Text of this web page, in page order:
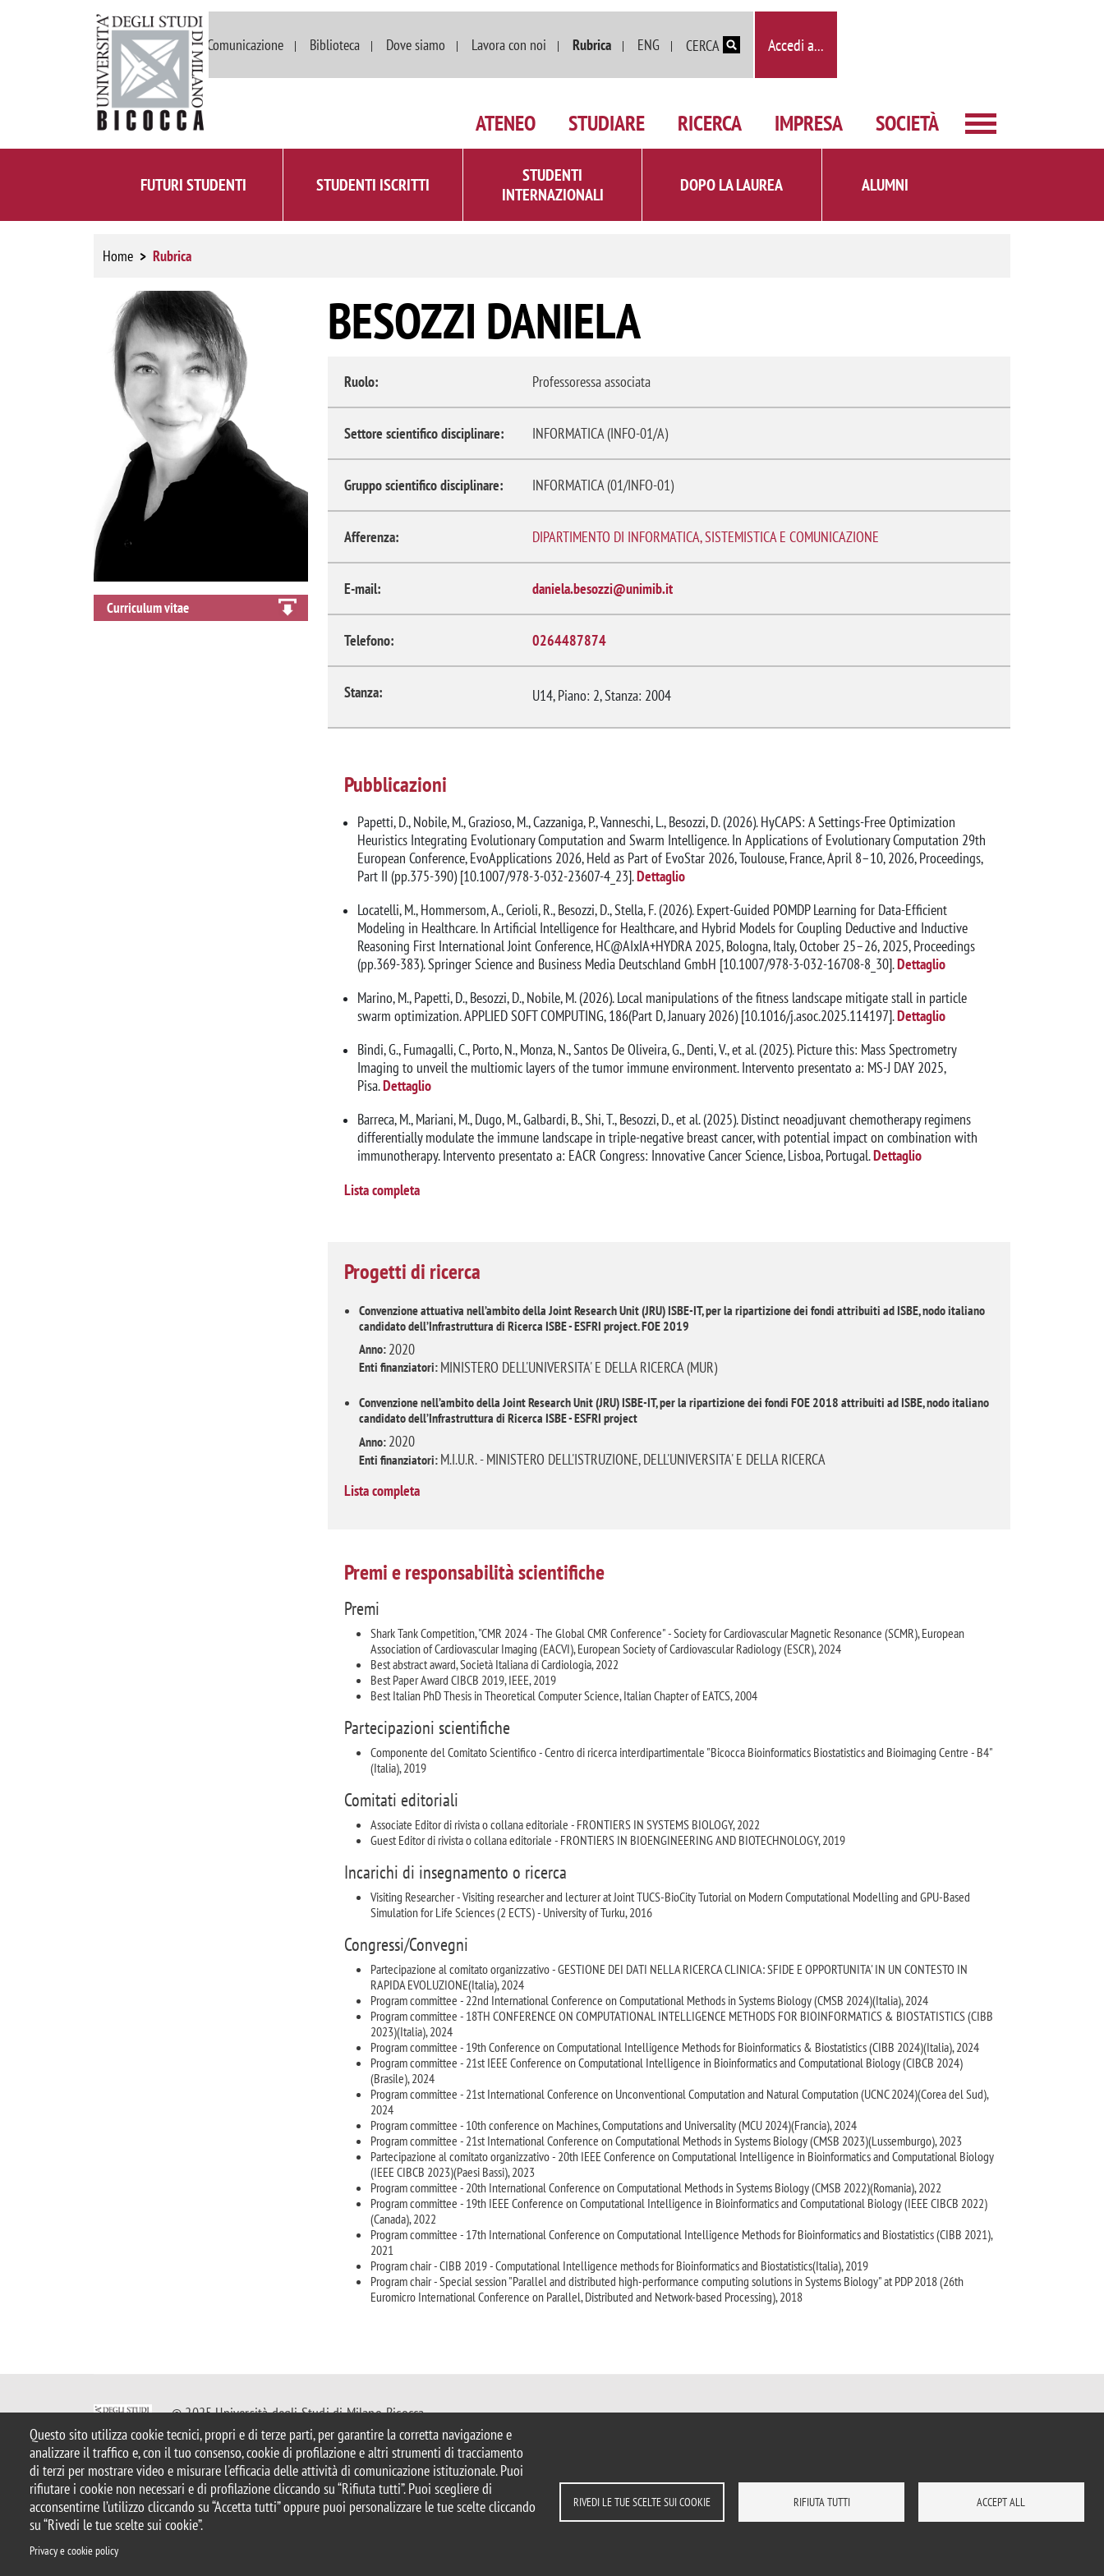
Salta al contenuto principale
Dipartimenti Comunicazione Biblioteca Dove siamo Lavora con noi Rubrica ENG CERCA Accedi a...
ATENEO STUDIARE RICERCA IMPRESA SOCIETÀ
FUTURI STUDENTI STUDENTI ISCRITTI
STUDENTI
INTERNAZIONALI
DOPO LA LAUREA ALUMNI
Home Rubrica
Questo sito utilizza cookie tecnici, propri e di terze parti, per garantire la corretta navigazione e
analizzare il traffico e, con il tuo consenso, cookie di profilazione e altri strumenti di tracciamento
di terzi per mostrare video e misurare l'efficacia delle attività di comunicazione istituzionale. Puoi
rifiutare i cookie non necessari e di profilazione cliccando su “Rifiuta tutti”. Puoi scegliere di
acconsentirne l’utilizzo cliccando su “Accetta tutti” oppure puoi personalizzare le tue scelte cliccando
su “Rivedi le tue scelte sui cookie”.
Privacy e cookie policy
RIVEDI LE TUE SCELTE SUI COOKIE RIFIUTA TUTTI ACCEPT ALL
Curriculum vitae
BESOZZI DANIELA
Ruolo: Professoressa associata
Settore scientifico disciplinare: INFORMATICA (INFO-01/A)
Gruppo scientifico disciplinare: INFORMATICA (01/INFO-01)
Afferenza: DIPARTIMENTO DI INFORMATICA, SISTEMISTICA E COMUNICAZIONE
E-mail: daniela.besozzi@unimib.it
Telefono: 0264487874
Stanza: U14, Piano: 2, Stanza: 2004
Pubblicazioni
Papetti, D., Nobile, M., Grazioso, M., Cazzaniga, P., Vanneschi, L., Besozzi, D. (2026). HyCAPS: A Settings-Free Optimization
Heuristics Integrating Evolutionary Computation and Swarm Intelligence. In Applications of Evolutionary Computation 29th
European Conference, EvoApplications 2026, Held as Part of EvoStar 2026, Toulouse, France, April 8–10, 2026, Proceedings,
Part II (pp.375-390) [10.1007/978-3-032-23607-4_23].Dettaglio
Locatelli, M., Hommersom, A., Cerioli, R., Besozzi, D., Stella, F. (2026). Expert-Guided POMDP Learning for Data-Efficient
Modeling in Healthcare. In Artificial Intelligence for Healthcare, and Hybrid Models for Coupling Deductive and Inductive
Reasoning First International Joint Conference, HC@AIxIA+HYDRA 2025, Bologna, Italy, October 25–26, 2025, Proceedings
(pp.369-383). Springer Science and Business Media Deutschland GmbH [10.1007/978-3-032-16708-8_30].Dettaglio
Marino, M., Papetti, D., Besozzi, D., Nobile, M. (2026). Local manipulations of the fitness landscape mitigate stall in particle
swarm optimization. APPLIED SOFT COMPUTING, 186(Part D, January 2026) [10.1016/j.asoc.2025.114197].Dettaglio
Bindi, G., Fumagalli, C., Porto, N., Monza, N., Santos De Oliveira, G., Denti, V., et al. (2025). Picture this: Mass Spectrometry
Imaging to unveil the multiomic layers of the tumor immune environment. Intervento presentato a: MS-J DAY 2025,
Pisa.Dettaglio
Barreca, M., Mariani, M., Dugo, M., Galbardi, B., Shi, T., Besozzi, D., et al. (2025). Distinct neoadjuvant chemotherapy regimens
differentially modulate the immune landscape in triple-negative breast cancer, with potential impact on combination with
immunotherapy. Intervento presentato a: EACR Congress: Innovative Cancer Science, Lisboa, Portugal.Dettaglio
Lista completa
Progetti di ricerca
Convenzione attuativa nell’ambito della Joint Research Unit (JRU) ISBE-IT, per la ripartizione dei fondi attribuiti ad ISBE, nodo italiano
candidato dell’Infrastruttura di Ricerca ISBE - ESFRI project. FOE 2019
Anno: 2020
Enti finanziatori: MINISTERO DELL'UNIVERSITA' E DELLA RICERCA (MUR)
Convenzione nell’ambito della Joint Research Unit (JRU) ISBE-IT, per la ripartizione dei fondi FOE 2018 attribuiti ad ISBE, nodo italiano
candidato dell’Infrastruttura di Ricerca ISBE - ESFRI project
Anno: 2020
Enti finanziatori: M.I.U.R. - MINISTERO DELL'ISTRUZIONE, DELL'UNIVERSITA' E DELLA RICERCA
Lista completa
Premi e responsabilità scientifiche
Premi
Shark Tank Competition, "CMR 2024 - The Global CMR Conference" - Society for Cardiovascular Magnetic Resonance (SCMR), European
Association of Cardiovascular Imaging (EACVI), European Society of Cardiovascular Radiology (ESCR), 2024
Best abstract award, Società Italiana di Cardiologia, 2022
Best Paper Award CIBCB 2019, IEEE, 2019
Best Italian PhD Thesis in Theoretical Computer Science, Italian Chapter of EATCS, 2004
Partecipazioni scientifiche
Componente del Comitato Scientifico - Centro di ricerca interdipartimentale "Bicocca Bioinformatics Biostatistics and Bioimaging Centre - B4"
(Italia), 2019
Comitati editoriali
Associate Editor di rivista o collana editoriale - FRONTIERS IN SYSTEMS BIOLOGY, 2022
Guest Editor di rivista o collana editoriale - FRONTIERS IN BIOENGINEERING AND BIOTECHNOLOGY, 2019
Incarichi di insegnamento o ricerca
Visiting Researcher - Visiting researcher and lecturer at Joint TUCS-BioCity Tutorial on Modern Computational Modelling and GPU-Based
Simulation for Life Sciences (2 ECTS) - University of Turku, 2016
Congressi/Convegni
Partecipazione al comitato organizzativo - GESTIONE DEI DATI NELLA RICERCA CLINICA: SFIDE E OPPORTUNITA' IN UN CONTESTO IN
RAPIDA EVOLUZIONE(Italia), 2024
Program committee - 22nd International Conference on Computational Methods in Systems Biology (CMSB 2024)(Italia), 2024
Program committee - 18TH CONFERENCE ON COMPUTATIONAL INTELLIGENCE METHODS FOR BIOINFORMATICS & BIOSTATISTICS (CIBB
2023)(Italia), 2024
Program committee - 19th Conference on Computational Intelligence Methods for Bioinformatics & Biostatistics (CIBB 2024)(Italia), 2024
Program committee - 21st IEEE Conference on Computational Intelligence in Bioinformatics and Computational Biology (CIBCB 2024)
(Brasile), 2024
Program committee - 21st International Conference on Unconventional Computation and Natural Computation (UCNC 2024)(Corea del Sud),
2024
Program committee - 10th conference on Machines, Computations and Universality (MCU 2024)(Francia), 2024
Program committee - 21st International Conference on Computational Methods in Systems Biology (CMSB 2023)(Lussemburgo), 2023
Partecipazione al comitato organizzativo - 20th IEEE Conference on Computational Intelligence in Bioinformatics and Computational Biology
(IEEE CIBCB 2023)(Paesi Bassi), 2023
Program committee - 20th International Conference on Computational Methods in Systems Biology (CMSB 2022)(Romania), 2022
Program committee - 19th IEEE Conference on Computational Intelligence in Bioinformatics and Computational Biology (IEEE CIBCB 2022)
(Canada), 2022
Program committee - 17th International Conference on Computational Intelligence Methods for Bioinformatics and Biostatistics (CIBB 2021),
2021
Program chair - CIBB 2019 - Computational Intelligence methods for Bioinformatics and Biostatistics(Italia), 2019
Program chair - Special session "Parallel and distributed high-performance computing solutions in Systems Biology" at PDP 2018 (26th
Euromicro International Conference on Parallel, Distributed and Network-based Processing), 2018
© 2025 Università degli Studi di Milano-Bicocca
Piazza dell'Ateneo Nuovo, 1 - 20126, Milano
Casella PEC:ateneo.bicocca@pec.unimib.it
P.I. 12621570154 |Contattaci
Note legali Privacy Protezione dei Dati Personali
Amministrazione trasparente
Dichiarazione di accessibilità
Privacy e cookie policy
DIPARTIMENTI COMUNICAZIONE BIBLIOTECA DOVE SIAMO LAVORA CON NOI RUBRICA